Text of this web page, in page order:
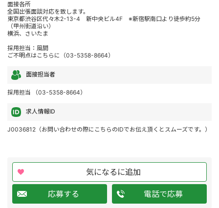
面接各所
全国出張面談対応を致します。
東京都渋谷区代々木2-13-4 新中央ビル4F ※新宿駅南口より徒歩約5分
（甲州街道沿い）
横浜、さいたま
採用担当：風間
ご不明点はこちらに（03-5358-8664）
面接担当者
採用担当 （03-5358-8664）
求人情報ID
J0036812（お問い合わせの際にこちらのIDでお伝え頂くとスムーズです。）
気になるに追加
応募する 電話で応募